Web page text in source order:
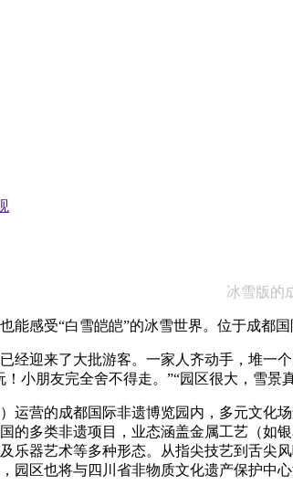
冰雪版的
能感受“白雪皑皑”的冰雪世界。位于成都
经迎来了大批游客。一家人齐动手，堆一
小朋友完全舍不得走。”“园区很大，雪
运营的成都国际非遗博览园内，多元文化
的多类非遗项目，业态涵盖金属工艺（如
乐器艺术等多种形态。从指尖技艺到舌尖
园区也将与四川省非物质文化遗产保护中